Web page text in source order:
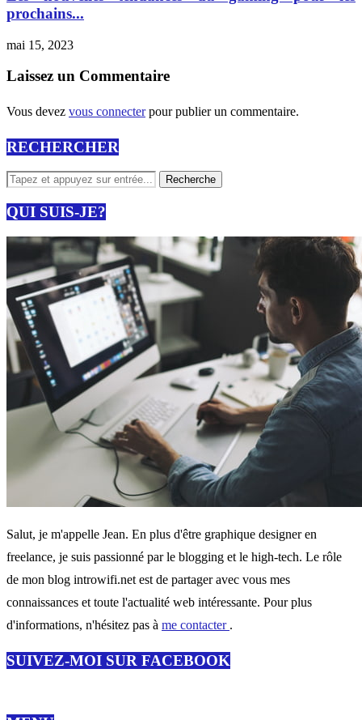
prochains...
mai 15, 2023
Laissez un Commentaire
Vous devez vous connecterpour publier un commentaire.
RECHERCHER
QUI SUIS-JE?
Salut, je m'appelle Jean. En plus d'être graphique designer en
freelance, je suis passionné par le blogging et le high-tech. Le rôle
de mon blog introwifi.net est de partager avec vous mes
connaissances et toute l'actualité web intéressante. Pour plus
d'informations, n'hésitez pas à me contacter .
SUIVEZ-MOI SUR FACEBOOK